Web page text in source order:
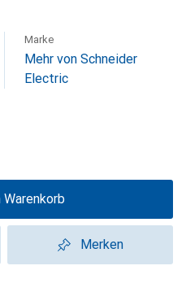
Marke
Mehr von Schneider
Electric
Warenkorb
Merken